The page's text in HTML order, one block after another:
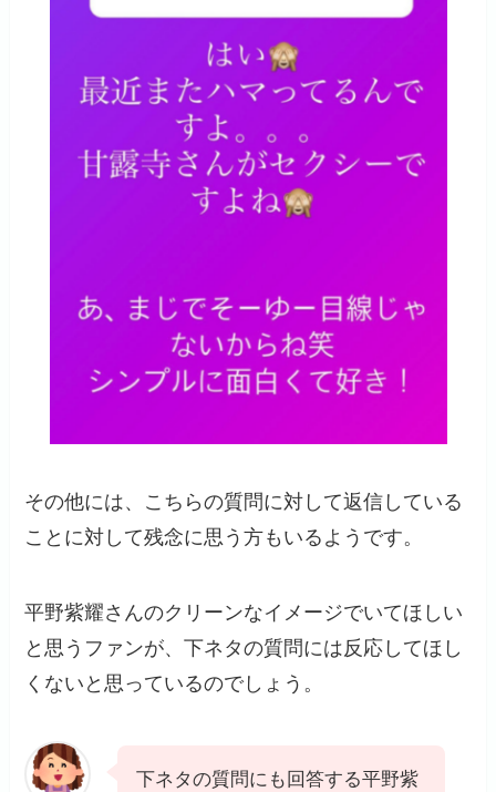
その他には、こちらの質問に対して返信している
ことに対して残念に思う方もいるようです。
平野紫耀さんのクリーンなイメージでいてほしい
と思うファンが、下ネタの質問には反応してほし
くないと思っているのでしょう。
下ネタの質問にも回答する平野紫